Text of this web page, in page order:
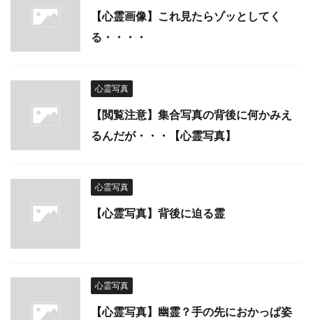
【心霊画像】これ見たらゾッとしてく
る・・・・
心霊写真
【閲覧注意】集合写真の背後に何かみえ
るんだが・・・【心霊写真】
心霊写真
【心霊写真】背後に迫る霊
心霊写真
【心霊写真】幽霊？手の先におかっぱ姿